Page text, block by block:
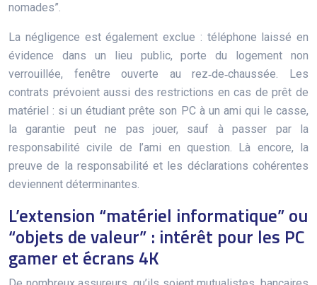
nomades”.
La négligence est également exclue : téléphone laissé en
évidence dans un lieu public, porte du logement non
verrouillée, fenêtre ouverte au rez‑de‑chaussée. Les
contrats prévoient aussi des restrictions en cas de prêt de
matériel : si un étudiant prête son PC à un ami qui le casse,
la garantie peut ne pas jouer, sauf à passer par la
responsabilité civile de l’ami en question. Là encore, la
preuve de la responsabilité et les déclarations cohérentes
deviennent déterminantes.
L’extension “matériel informatique” ou
“objets de valeur” : intérêt pour les PC
gamer et écrans 4K